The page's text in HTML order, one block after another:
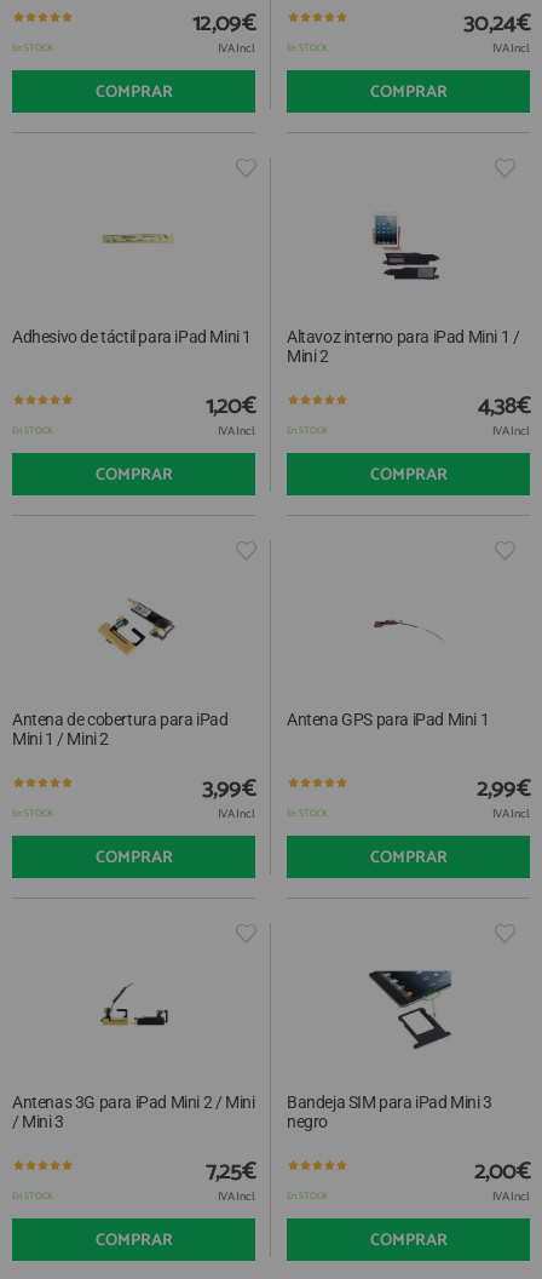
GUÍA DE COMPRA
912 477 744
HORARIO de TIENDA:
También atendemos Whatsapp
REGISTRO PROFESIONAL
En STOCK
12,09€
IVA Incl.
COMPRAR
En STOCK
30,24€
IVA Incl.
COMPRAR
Adhesivo de táctil para iPad Mini 1
En STOCK
1,20€
IVA Incl.
COMPRAR
Altavoz interno para iPad Mini 1 /
Mini 2
En STOCK
4,38€
IVA Incl.
COMPRAR
Antena de cobertura para iPad
Mini 1 / Mini 2
En STOCK
3,99€
IVA Incl.
COMPRAR
Antena GPS para iPad Mini 1
En STOCK
2,99€
IVA Incl.
COMPRAR
Antenas 3G para iPad Mini 2 / Mini
/ Mini 3
En STOCK
7,25€
IVA Incl.
COMPRAR
Bandeja SIM para iPad Mini 3
negro
En STOCK
2,00€
IVA Incl.
COMPRAR